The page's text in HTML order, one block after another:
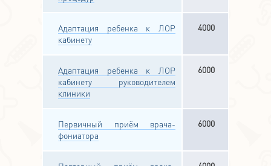
Адаптация ребенка к ЛОР
кабинету
4000
Адаптация ребенка к ЛОР
кабинету руководителем
клиники
6000
Первичный приём врача-
фониатора
6000